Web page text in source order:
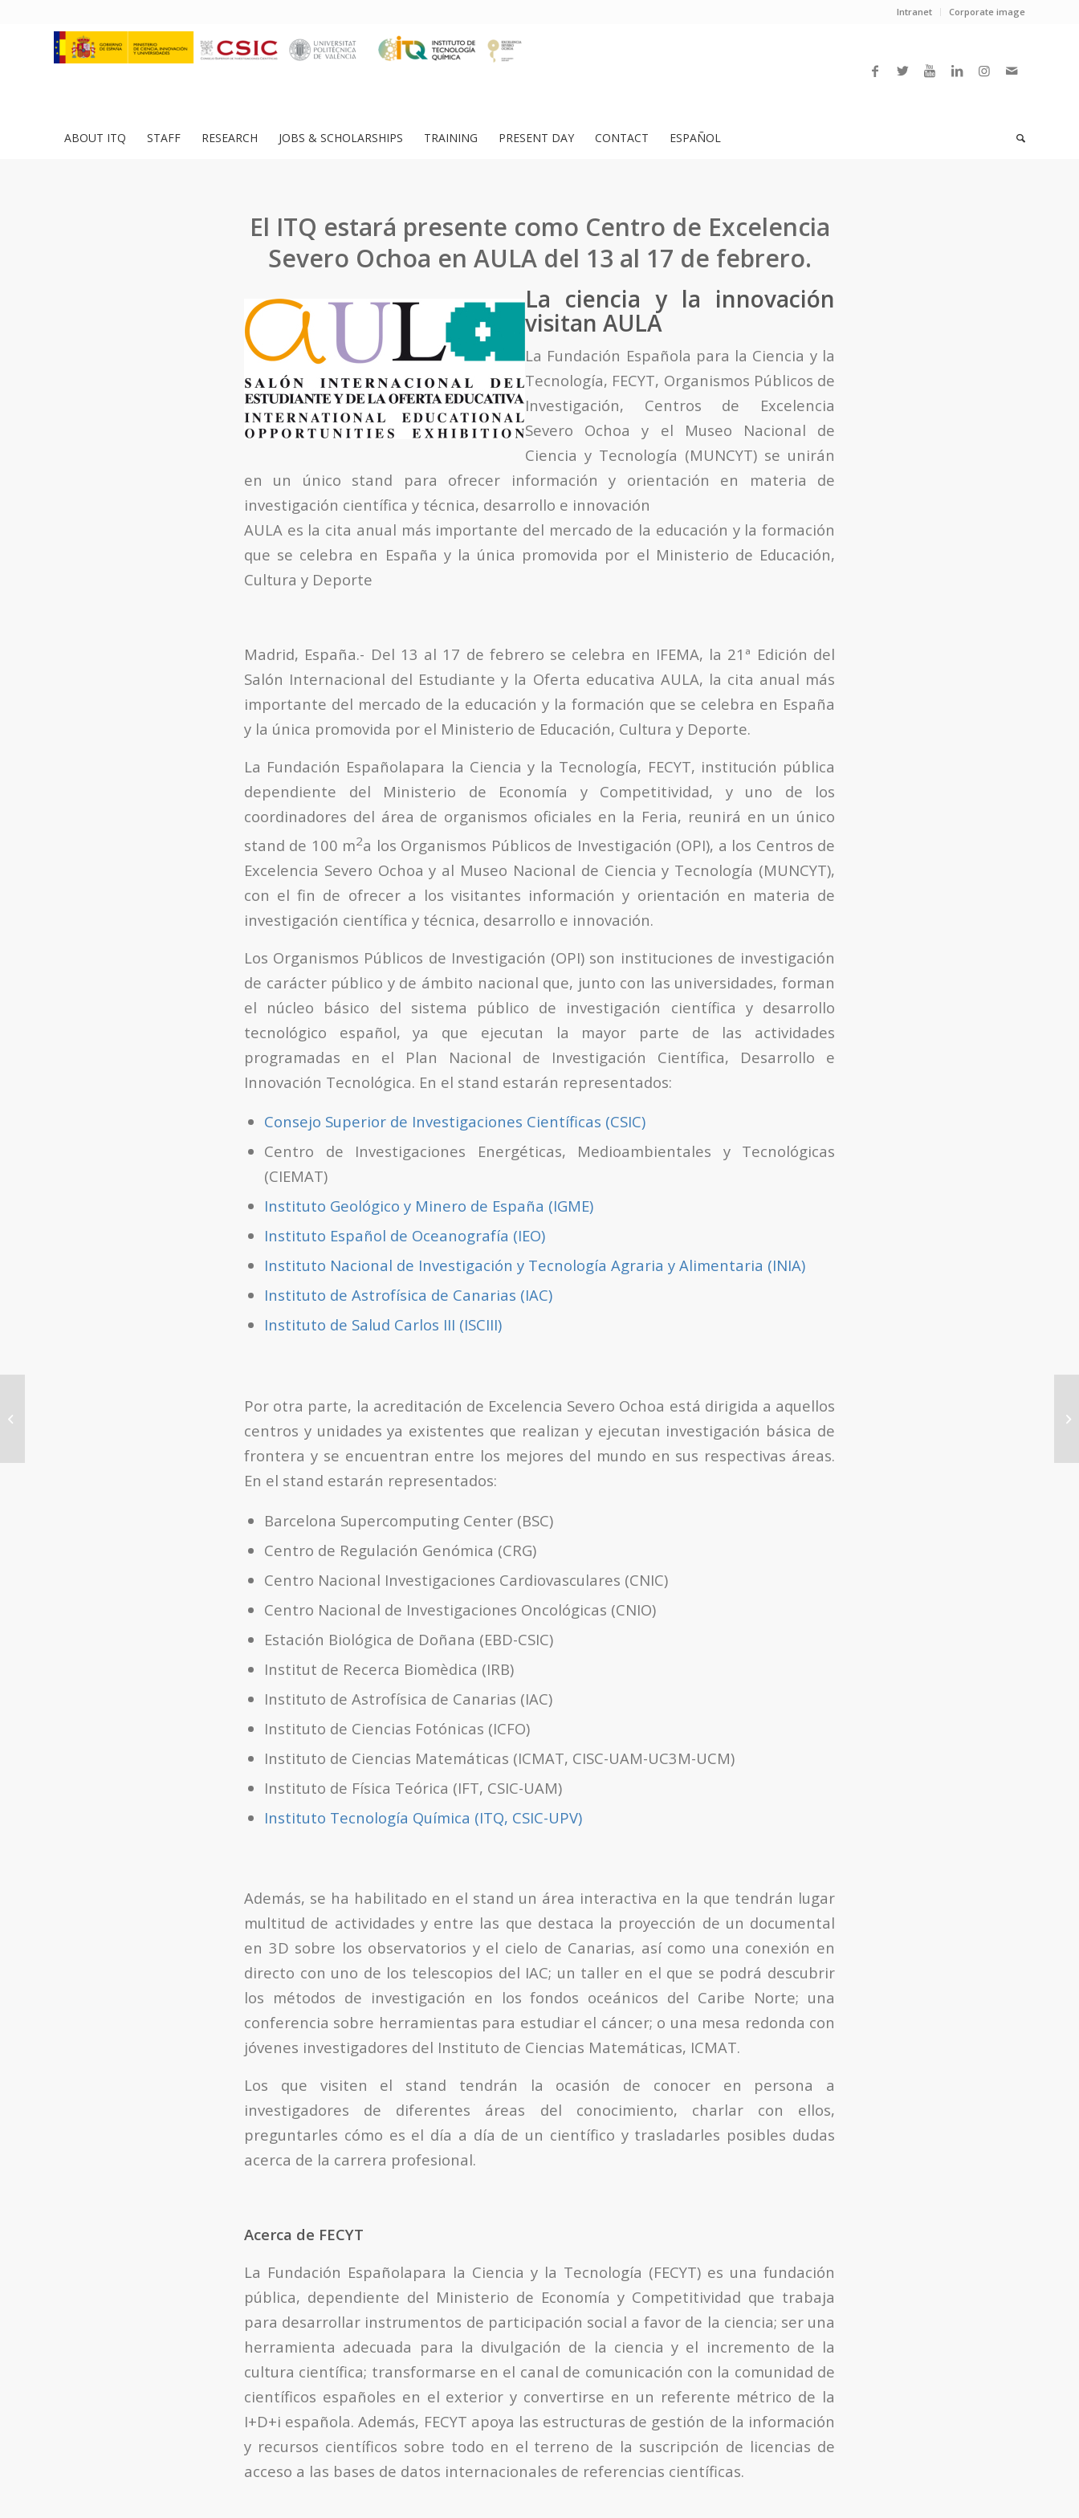
Intranet Corporate image
ABOUT ITQ STAFF RESEARCH JOBS & SCHOLARSHIPS TRAINING PRESENT DAY CONTACT ESPAÑOL
El ITQ estará presente como Centro de Excelencia
Severo Ochoa en AULA del 13 al 17 de febrero.
La ciencia y la innovación
visitan AULA
La Fundación Española para la Ciencia y la
Tecnología, FECYT, Organismos Públicos de
Investigación, Centros de Excelencia
Severo Ochoa y el Museo Nacional de
Ciencia y Tecnología (MUNCYT) se unirán
en un único stand para ofrecer información y orientación en materia de
investigación científica y técnica, desarrollo e innovación
AULA es la cita anual más importante del mercado de la educación y la formación
que se celebra en España y la única promovida por el Ministerio de Educación,
Cultura y Deporte
Madrid, España.- Del 13 al 17 de febrero se celebra en IFEMA, la 21ª Edición del
Salón Internacional del Estudiante y la Oferta educativa AULA, la cita anual más
importante del mercado de la educación y la formación que se celebra en España
y la única promovida por el Ministerio de Educación, Cultura y Deporte.
La Fundación Españolapara la Ciencia y la Tecnología, FECYT, institución pública
dependiente del Ministerio de Economía y Competitividad, y uno de los
coordinadores del área de organismos oficiales en la Feria, reunirá en un único
stand de 100 m2a los Organismos Públicos de Investigación (OPI), a los Centros de
Excelencia Severo Ochoa y al Museo Nacional de Ciencia y Tecnología (MUNCYT),
con el fin de ofrecer a los visitantes información y orientación en materia de
investigación científica y técnica, desarrollo e innovación.
Los Organismos Públicos de Investigación (OPI) son instituciones de investigación
de carácter público y de ámbito nacional que, junto con las universidades, forman
el núcleo básico del sistema público de investigación científica y desarrollo
tecnológico español, ya que ejecutan la mayor parte de las actividades
programadas en el Plan Nacional de Investigación Científica, Desarrollo e
Innovación Tecnológica. En el stand estarán representados:
Consejo Superior de Investigaciones Científicas (CSIC)
Centro de Investigaciones Energéticas, Medioambientales y Tecnológicas
(CIEMAT)
Instituto Geológico y Minero de España (IGME)
Instituto Español de Oceanografía (IEO)
Instituto Nacional de Investigación y Tecnología Agraria y Alimentaria (INIA)
Instituto de Astrofísica de Canarias (IAC)
Instituto de Salud Carlos III (ISCIII)
Por otra parte, la acreditación de Excelencia Severo Ochoa está dirigida a aquellos
centros y unidades ya existentes que realizan y ejecutan investigación básica de
frontera y se encuentran entre los mejores del mundo en sus respectivas áreas.
En el stand estarán representados:
Barcelona Supercomputing Center (BSC)
Centro de Regulación Genómica (CRG)
Centro Nacional Investigaciones Cardiovasculares (CNIC)
Centro Nacional de Investigaciones Oncológicas (CNIO)
Estación Biológica de Doñana (EBD-CSIC)
Institut de Recerca Biomèdica (IRB)
Instituto de Astrofísica de Canarias (IAC)
Instituto de Ciencias Fotónicas (ICFO)
Instituto de Ciencias Matemáticas (ICMAT, CISC-UAM-UC3M-UCM)
Instituto de Física Teórica (IFT, CSIC-UAM)
Instituto Tecnología Química (ITQ, CSIC-UPV)
Además, se ha habilitado en el stand un área interactiva en la que tendrán lugar
multitud de actividades y entre las que destaca la proyección de un documental
en 3D sobre los observatorios y el cielo de Canarias, así como una conexión en
directo con uno de los telescopios del IAC; un taller en el que se podrá descubrir
los métodos de investigación en los fondos oceánicos del Caribe Norte; una
conferencia sobre herramientas para estudiar el cáncer; o una mesa redonda con
jóvenes investigadores del Instituto de Ciencias Matemáticas, ICMAT.
Los que visiten el stand tendrán la ocasión de conocer en persona a
investigadores de diferentes áreas del conocimiento, charlar con ellos,
preguntarles cómo es el día a día de un científico y trasladarles posibles dudas
acerca de la carrera profesional.
Acerca de FECYT
La Fundación Españolapara la Ciencia y la Tecnología (FECYT) es una fundación
pública, dependiente del Ministerio de Economía y Competitividad que trabaja
para desarrollar instrumentos de participación social a favor de la ciencia; ser una
herramienta adecuada para la divulgación de la ciencia y el incremento de la
cultura científica; transformarse en el canal de comunicación con la comunidad de
científicos españoles en el exterior y convertirse en un referente métrico de la
I+D+i española. Además, FECYT apoya las estructuras de gestión de la información
y recursos científicos sobre todo en el terreno de la suscripción de licencias de
acceso a las bases de datos internacionales de referencias científicas.